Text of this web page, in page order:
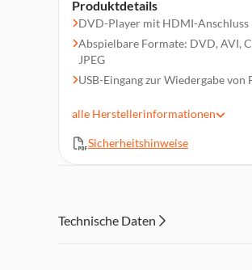
Produktdetails
DVD-Player mit HDMI-Anschluss
Abspielbare Formate: DVD, AVI,
JPEG
USB-Eingang zur Wiedergabe von
HDMI-Auflösung bis zu 1080P
PAL/NTSC kompatibel
Kamerawinkel)
alle Herstellerinformationen
Sicherheitshinweise
Technische Daten